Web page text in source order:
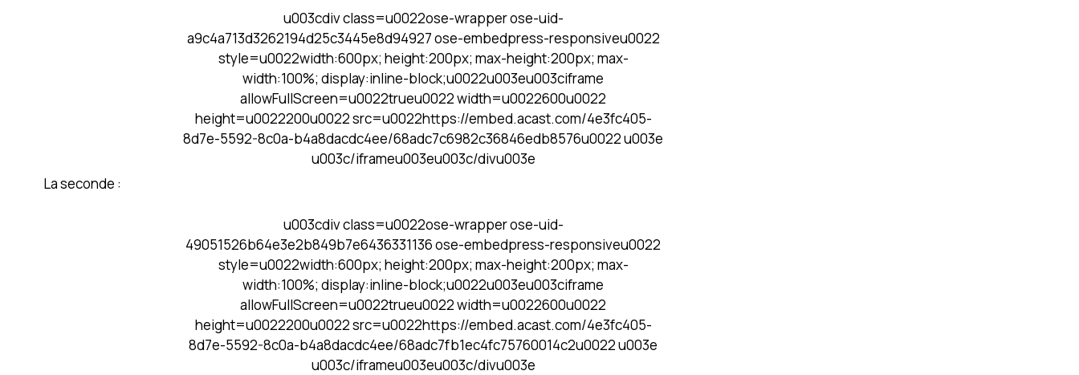
u003cdiv class=u0022ose-wrapper ose-uid-
a9c4a713d3262194d25c3445e8d94927 ose-embedpress-responsiveu0022
style=u0022width:600px; height:200px; max-height:200px; max-
width:100%; display:inline-block;u0022u003eu003ciframe
allowFullScreen=u0022trueu0022 width=u0022600u0022
height=u0022200u0022 src=u0022https://embed.acast.com/4e3fc405-
8d7e-5592-8c0a-b4a8dacdc4ee/68adc7c6982c36846edb8576u0022 u003e
u003c/iframeu003eu003c/divu003e
La seconde :
u003cdiv class=u0022ose-wrapper ose-uid-
49051526b64e3e2b849b7e6436331136 ose-embedpress-responsiveu0022
style=u0022width:600px; height:200px; max-height:200px; max-
width:100%; display:inline-block;u0022u003eu003ciframe
allowFullScreen=u0022trueu0022 width=u0022600u0022
height=u0022200u0022 src=u0022https://embed.acast.com/4e3fc405-
8d7e-5592-8c0a-b4a8dacdc4ee/68adc7fb1ec4fc75760014c2u0022 u003e
u003c/iframeu003eu003c/divu003e